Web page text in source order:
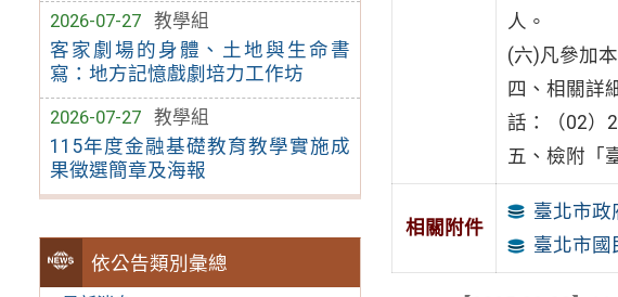
2026-07-27
教學組
客家劇場的身體、土地與生命書
寫：地方記憶戲劇培力工作坊
2026-07-27
教學組
115年度金融基礎教育教學實施成
果徵選簡章及海報
依公告類別彙總
人。
(六)凡參加
四、相關詳
話：（02）
五、檢附「
相關附件
臺北市政
臺北市國